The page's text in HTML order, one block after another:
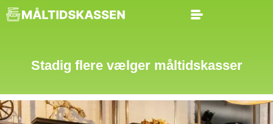
Stadig flere vælger måltidskasser